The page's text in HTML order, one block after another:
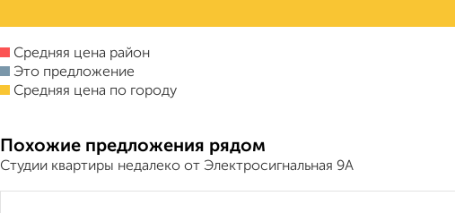
Средняя цена район
Это предложение
Средняя цена по городу
Похожие предложения рядом
Студии квартиры недалеко от Электросигнальная 9А